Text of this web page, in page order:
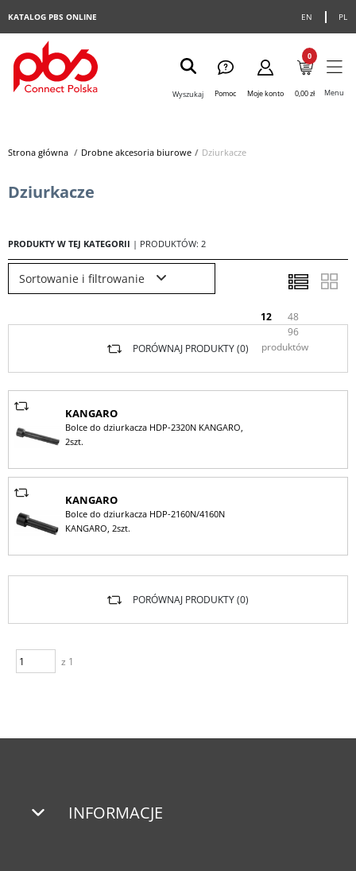
EN PL
KATALOG PBS ONLINE
Wyszukaj Pomoc Moje konto
0
0,00 zł Menu
Strona główna> Drobne akcesoria biurowe> Dziurkacze
Dziurkacze
PRODUKTY W TEJ KATEGORII | PRODUKTÓW: 2
Sortowanie i filtrowanie
12
48
96
produktów
PORÓWNAJ PRODUKTY (0)
KANGARO
Bolce do dziurkacza HDP-2320N KANGARO,
2szt.
KANGARO
Bolce do dziurkacza HDP-2160N/4160N
KANGARO, 2szt.
z 1
PORÓWNAJ PRODUKTY (0)
INFORMACJE